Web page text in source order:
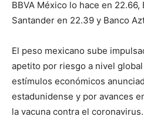
BBVA México lo hace en
Santander en 22.39 y Banco
El peso mexicano sube
apetito por riesgo a nivel
estímulos económicos
estadunidense y por avances
la vacuna contra el coronavirus.